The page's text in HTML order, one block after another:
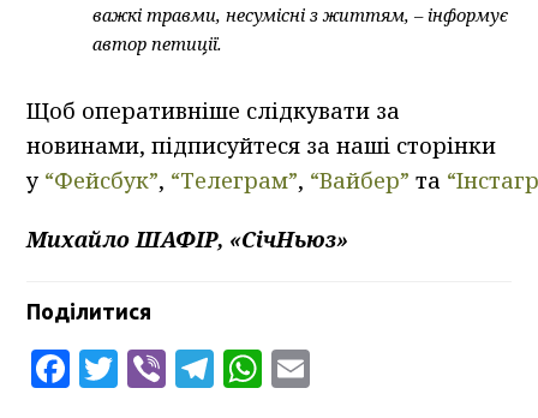
важкі травми, несумісні з життям, – інформує
автор петиції.
Щоб оперативніше слідкувати за
новинами, підписуйтеся за наші сторінки
у “Фейсбук”, “Телеграм”, “Вайбер” та
Михайло ШАФІР, «СічНьюз»
Поділитися
Facebook
Twitter
ViberTelegram
WhatsApp